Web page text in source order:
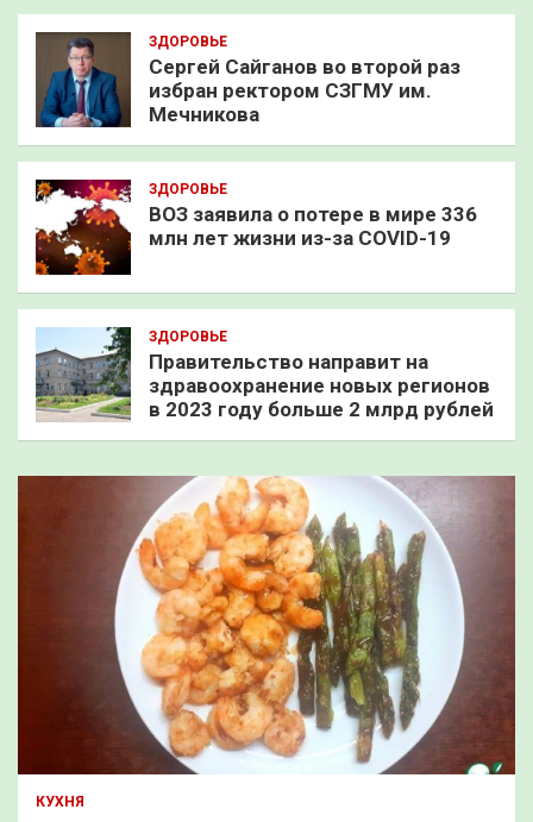
ЗДОРОВЬЕ
Сергей Сайганов во второй раз
избран ректором СЗГМУ им.
Мечникова
ЗДОРОВЬЕ
ВОЗ заявила о потере в мире 336
млн лет жизни из-за COVID-19
ЗДОРОВЬЕ
Правительство направит на
здравоохранение новых регионов
в 2023 году больше 2 млрд рублей
КУХНЯ